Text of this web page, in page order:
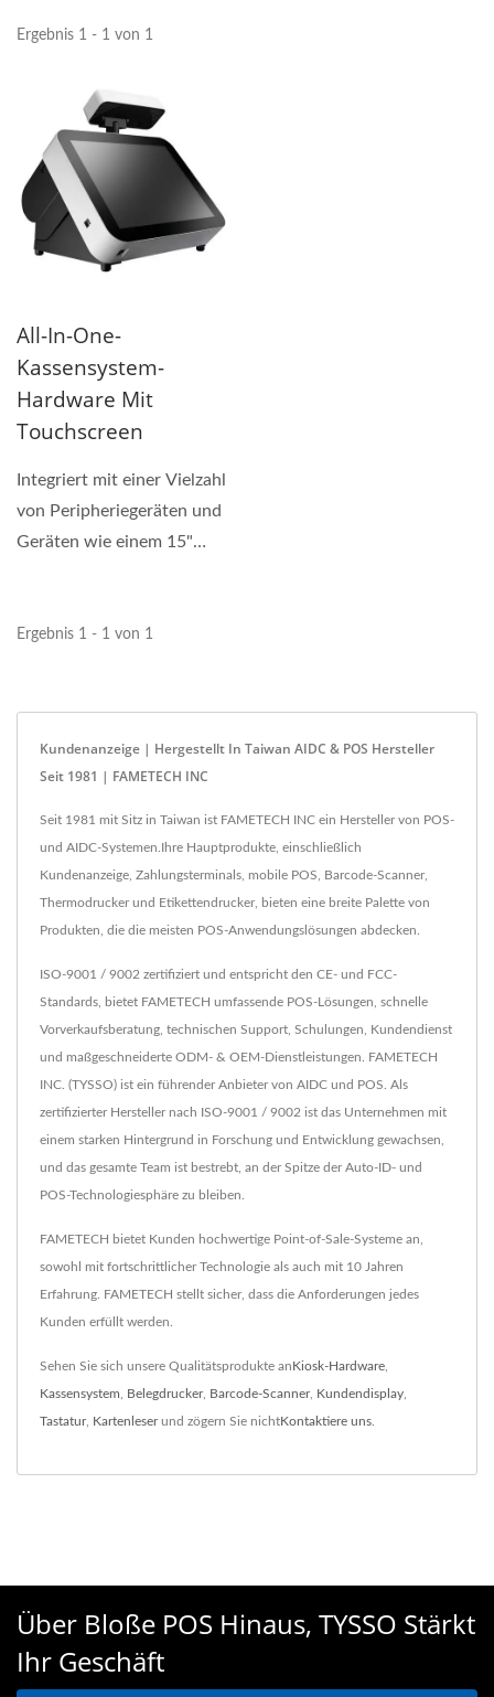
Ergebnis 1 - 1 von 1
All-In-One-
Kassensystem-
Hardware Mit
Touchscreen
Integriert mit einer Vielzahl
von Peripheriegeräten und
Geräten wie einem 15"
Ergebnis 1 - 1 von 1
Kundenanzeige | Hergestellt In Taiwan AIDC & POS Hersteller
Seit 1981 | FAMETECH INC
Seit 1981 mit Sitz in Taiwan ist FAMETECH INC ein Hersteller von POS-
und AIDC-Systemen.Ihre Hauptprodukte, einschließlich
Kundenanzeige, Zahlungsterminals, mobile POS, Barcode-Scanner,
Thermodrucker und Etikettendrucker, bieten eine breite Palette von
Produkten, die die meisten POS-Anwendungslösungen abdecken.
ISO-9001 / 9002 zertifiziert und entspricht den CE- und FCC-
Standards, bietet FAMETECH umfassende POS-Lösungen, schnelle
Vorverkaufsberatung, technischen Support, Schulungen, Kundendienst
und maßgeschneiderte ODM- & OEM-Dienstleistungen. FAMETECH
INC. (TYSSO) ist ein führender Anbieter von AIDC und POS. Als
zertifizierter Hersteller nach ISO-9001 / 9002 ist das Unternehmen mit
einem starken Hintergrund in Forschung und Entwicklung gewachsen,
und das gesamte Team ist bestrebt, an der Spitze der Auto-ID- und
POS-Technologiesphäre zu bleiben.
FAMETECH bietet Kunden hochwertige Point-of-Sale-Systeme an,
sowohl mit fortschrittlicher Technologie als auch mit 10 Jahren
Erfahrung. FAMETECH stellt sicher, dass die Anforderungen jedes
Kunden erfüllt werden.
Sehen Sie sich unsere Qualitätsprodukte anKiosk-Hardware
Kassensystem Belegdrucker, Barcode-Scanner, Kundendisplay
Tastatur, Kartenleserund zögern Sie nichtKontaktiere uns
Über Bloße POS Hinaus, TYSSO Stärkt
Ihr Geschäft